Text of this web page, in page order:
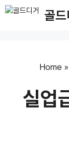
Skip
골드
Home »
실업